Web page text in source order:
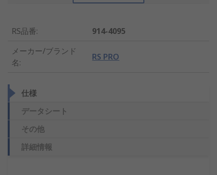
RS品番:
914-4095
メーカー/ブランド
名:
RS PRO
仕様
データシート
その他
詳細情報